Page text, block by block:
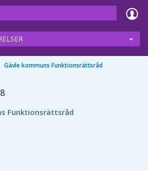
Gävle kommuns Funktionsrättsråd
Funktionsrättsråd